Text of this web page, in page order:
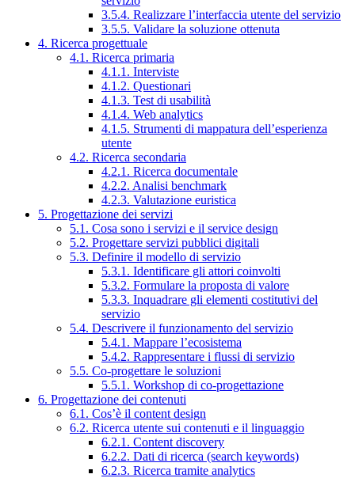
3.5.4. Realizzare l’interfaccia utente del servizio
3.5.5. Validare la soluzione ottenuta
4. Ricerca progettuale
4.1. Ricerca primaria
4.1.1. Interviste
4.1.2. Questionari
4.1.3. Test di usabilità
4.1.4. Web analytics
4.1.5. Strumenti di mappatura dell’esperienza
utente
4.2. Ricerca secondaria
4.2.1. Ricerca documentale
4.2.2. Analisi benchmark
4.2.3. Valutazione euristica
5. Progettazione dei servizi
5.1. Cosa sono i servizi e il service design
5.2. Progettare servizi pubblici digitali
5.3. Definire il modello di servizio
5.3.1. Identificare gli attori coinvolti
5.3.2. Formulare la proposta di valore
5.3.3. Inquadrare gli elementi costitutivi del
servizio
5.4. Descrivere il funzionamento del servizio
5.4.1. Mappare l’ecosistema
5.4.2. Rappresentare i flussi di servizio
5.5. Co-progettare le soluzioni
5.5.1. Workshop di co-progettazione
6. Progettazione dei contenuti
6.1. Cos’è il content design
6.2. Ricerca utente sui contenuti e il linguaggio
6.2.1. Content discovery
6.2.2. Dati di ricerca (search keywords)
6.2.3. Ricerca tramite analytics